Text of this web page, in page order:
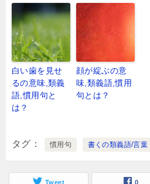
白い歯を見せ
るの意味,類義
語,慣用句と
は？
顔が綻ぶの意
味,類義語,慣用
句とは？
タグ 慣用句 書くの類義語/言葉
Tweet 0